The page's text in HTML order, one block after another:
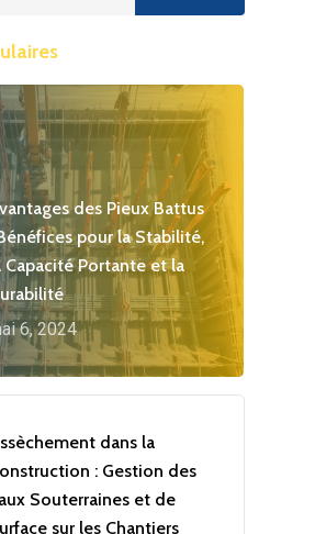
des Pieux Battus
pour la Stabilité,
Capacité Portante et la
6, 2024
dans la
: Gestion des
Souterraines et de
sur les Chantiers